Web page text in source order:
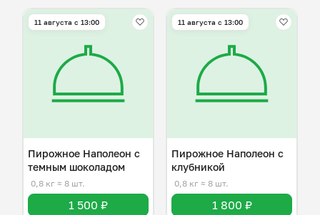
11 августа с 13:00
Пирожное Наполеон с
темным шоколадом
0,8 кг ≈ 8 шт.
1 500 ₽
11 августа с 13:00
Пирожное Наполеон с
клубникой
0,8 кг ≈ 8 шт.
1 800 ₽